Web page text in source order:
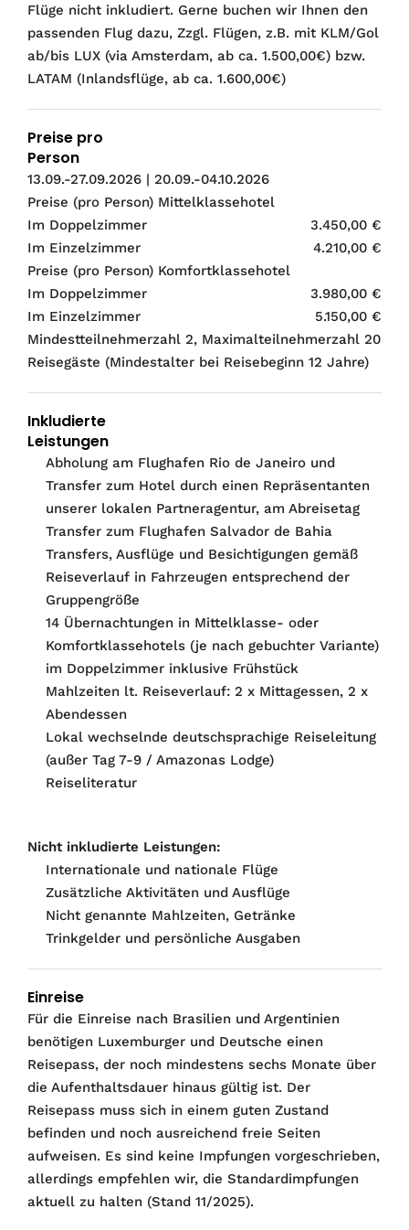
Flüge nicht inkludiert. Gerne buchen wir Ihnen den
passenden Flug dazu, Zzgl. Flügen, z.B. mit KLM/Gol
ab/bis LUX (via Amsterdam, ab ca. 1.500,00€) bzw.
LATAM (Inlandsflüge, ab ca. 1.600,00€)
Preise pro
Person
13.09.-27.09.2026 | 20.09.-04.10.2026
Preise (pro Person) Mittelklassehotel
Im Doppelzimmer
3.450,00 €
Im Einzelzimmer
4.210,00 €
Preise (pro Person) Komfortklassehotel
Im Doppelzimmer
3.980,00 €
Im Einzelzimmer
5.150,00 €
Mindestteilnehmerzahl 2, Maximalteilnehmerzahl 20
Reisegäste (Mindestalter bei Reisebeginn 12 Jahre)
Inkludierte
Leistungen
Abholung am Flughafen Rio de Janeiro und
Transfer zum Hotel durch einen Repräsentanten
unserer lokalen Partneragentur, am Abreisetag
Transfer zum Flughafen Salvador de Bahia
Transfers, Ausflüge und Besichtigungen gemäß
Reiseverlauf in Fahrzeugen entsprechend der
Gruppengröße
14 Übernachtungen in Mittelklasse- oder
Komfortklassehotels (je nach gebuchter Variante)
im Doppelzimmer inklusive Frühstück
Mahlzeiten lt. Reiseverlauf: 2 x Mittagessen, 2 x
Abendessen
Lokal wechselnde deutschsprachige Reiseleitung
(außer Tag 7-9 / Amazonas Lodge)
Reiseliteratur
Nicht inkludierte Leistungen:
Internationale und nationale Flüge
Zusätzliche Aktivitäten und Ausflüge
Nicht genannte Mahlzeiten, Getränke
Trinkgelder und persönliche Ausgaben
Einreise
Für die Einreise nach Brasilien und Argentinien
benötigen Luxemburger und Deutsche einen
Reisepass, der noch mindestens sechs Monate über
die Aufenthaltsdauer hinaus gültig ist. Der
Reisepass muss sich in einem guten Zustand
befinden und noch ausreichend freie Seiten
aufweisen. Es sind keine Impfungen vorgeschrieben,
allerdings empfehlen wir, die Standardimpfungen
aktuell zu halten (Stand 11/2025).